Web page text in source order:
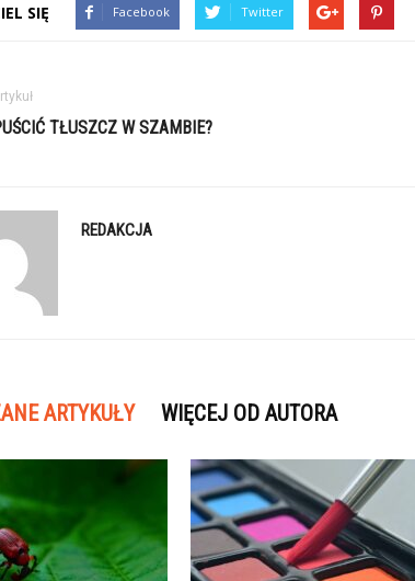
SIĘ Facebook Twitter
TŁUSZCZ W SZAMBIE?
REDAKCJA
ARTYKUŁY WIĘCEJ OD AUTORA